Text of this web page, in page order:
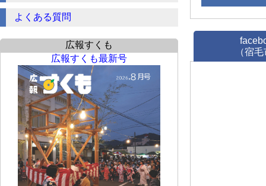
（宿
よくある質問
広報すくも
広報すくも最新号